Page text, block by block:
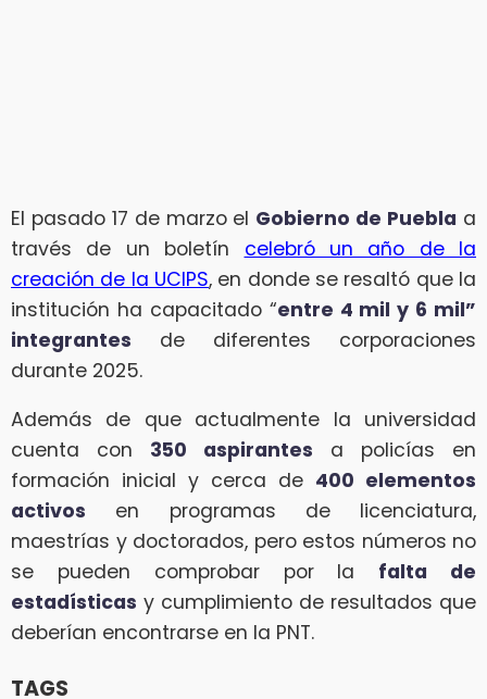
El pasado 17 de marzo el Gobierno de Puebla a
través de un boletín celebró un año de la
creación de la UCIPS, en donde se resaltó que la
institución ha capacitado “entre 4 mil y 6 mil”
integrantes de diferentes corporaciones
durante 2025.
Además de que actualmente la universidad
cuenta con 350 aspirantes a policías en
formación inicial y cerca de 400 elementos
activos en programas de licenciatura,
maestrías y doctorados, pero estos números no
se pueden comprobar por la falta de
estadísticas y cumplimiento de resultados que
deberían encontrarse en la PNT.
TAGS